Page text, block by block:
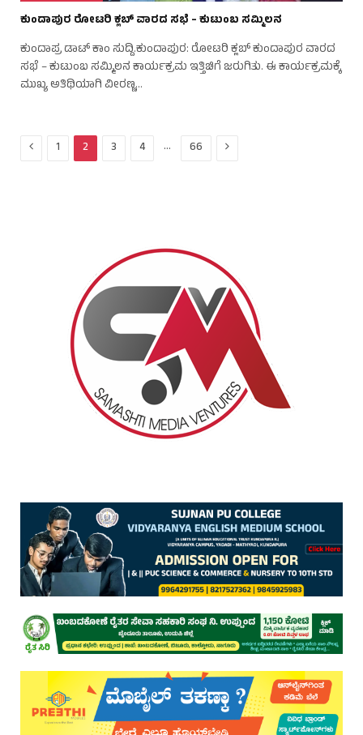
ಕುಂದಾಪುರ ರೋಟರಿ ಕ್ಲಬ್ ವಾರದ ಸಭೆ – ಕುಟುಂಬ ಸಮ್ಮಿಲನ
ಕುಂದಾಪ್ರ ಡಾಟ್ ಕಾಂ ಸುದ್ದಿ.ಕುಂದಾಪುರ: ರೋಟರಿ ಕ್ಲಬ್ ಕುಂದಾಪುರ ವಾರದ
ಸಭೆ – ಕುಟುಂಬ ಸಮ್ಮಿಲನ ಕಾರ್ಯಕ್ರಮ ಇತ್ತಿಚಿಗೆ ಜರುಗಿತು. ಈ ಕಾರ್ಯಕ್ರಮಕ್ಕೆ
ಮುಖ್ಯ ಅತಿಥಿಯಾಗಿ ವೀರಣ್ಣ…
Previous
1 2 3 4 … 66 Next